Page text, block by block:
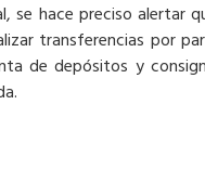
se hace preciso alertar
transferencias por
de depósitos y